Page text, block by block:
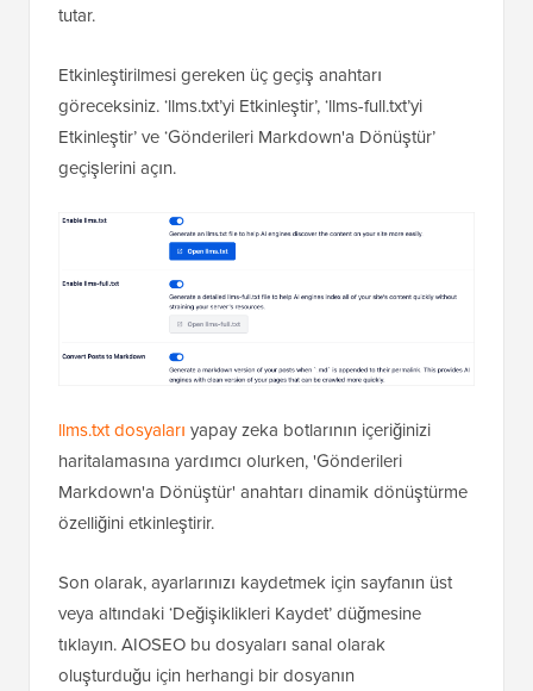
tutar.
Etkinleştirilmesi gereken üç geçiş anahtarı
göreceksiniz. ‘llms.txt’yi Etkinleştir’, ‘llms-full.txt’yi
Etkinleştir’ ve ‘Gönderileri Markdown'a Dönüştür’
geçişlerini açın.
llms.txt dosyaları yapay zeka botlarının içeriğinizi
haritalamasına yardımcı olurken, 'Gönderileri
Markdown'a Dönüştür' anahtarı dinamik dönüştürme
özelliğini etkinleştirir.
Son olarak, ayarlarınızı kaydetmek için sayfanın üst
veya altındaki ‘Değişiklikleri Kaydet’ düğmesine
tıklayın. AIOSEO bu dosyaları sanal olarak
oluşturduğu için herhangi bir dosyanın